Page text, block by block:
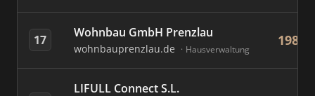
17 Wohnbau GmbH Prenzlau
wohnbauprenzlau.de Hausverwaltung
198
LIFULL Connect S.L.